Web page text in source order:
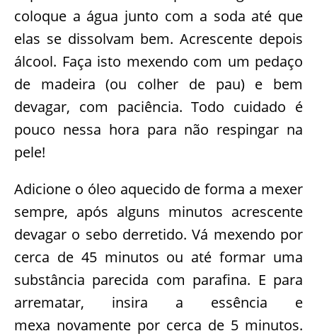
coloque a água junto com a soda até que
elas se dissolvam bem. Acrescente depois
álcool. Faça isto mexendo com um pedaço
de madeira (ou colher de pau) e bem
devagar, com paciência. Todo cuidado é
pouco nessa hora para não respingar na
pele!
Adicione o óleo aquecido de forma a mexer
sempre, após alguns minutos acrescente
devagar o sebo derretido. Vá mexendo por
cerca de 45 minutos ou até formar uma
substância parecida com parafina. E para
arrematar, insira a essência e
mexa novamente por cerca de 5 minutos.